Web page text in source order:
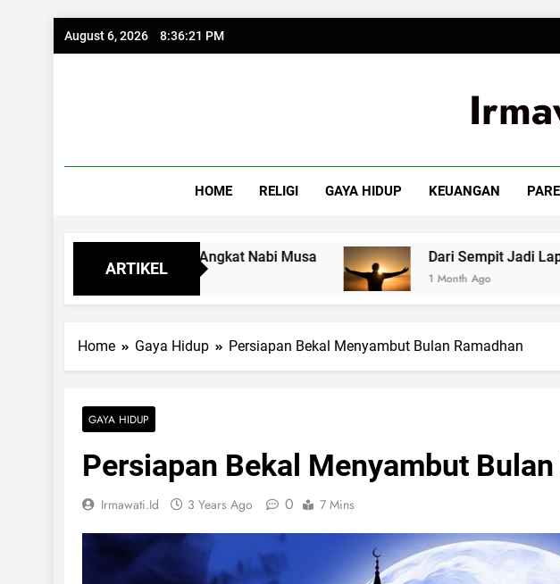
Skip
August 6, 2026 8:36:23 PM
HOME RELIGI GAYA HIDUP KEUANGAN
ARTIKEL
Dari Sempit Jadi Lapang Syukur
1 Month Ago
Home Gaya Hidup Persiapan Bekal Menyambut Bulan Ramadhan
GAYA HIDUP
Persiapan Bekal Menyambut
Irmawati.id 3 Years Ago 0 7 Mins